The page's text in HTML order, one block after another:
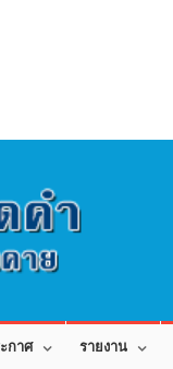
กาศ รายงาน